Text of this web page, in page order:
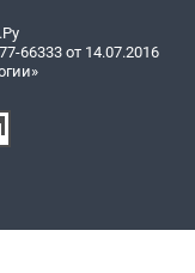
66333 от 14.07.2016